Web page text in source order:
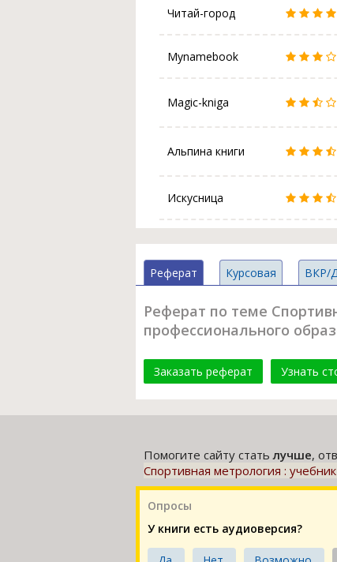
Читай-город
Mynamebook
Magic-kniga
Альпина книги
Искусница
Реферат Курсовая ВКР/
Реферат по теме
профессионального
Заказать реферат Узнать
Помогите сайту статьлучше,
Спортивная метрология :
Опросы
У книги есть аудиоверсия?